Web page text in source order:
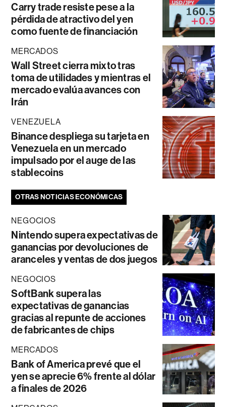
Carry trade resiste pese a la
pérdida de atractivo del yen
como fuente de financiación
MERCADOS
Wall Street cierra mixto tras
toma de utilidades y mientras el
mercado evalúa avances con
Irán
VENEZUELA
Binance despliega su tarjeta en
Venezuela en un mercado
impulsado por el auge de las
stablecoins
OTRAS NOTICIAS ECONÓMICAS
NEGOCIOS
Nintendo supera expectativas de
ganancias por devoluciones de
aranceles y ventas de dos juegos
NEGOCIOS
SoftBank supera las
expectativas de ganancias
gracias al repunte de acciones
de fabricantes de chips
MERCADOS
Bank of America prevé que el
yen se aprecie 6% frente al dólar
a finales de 2026